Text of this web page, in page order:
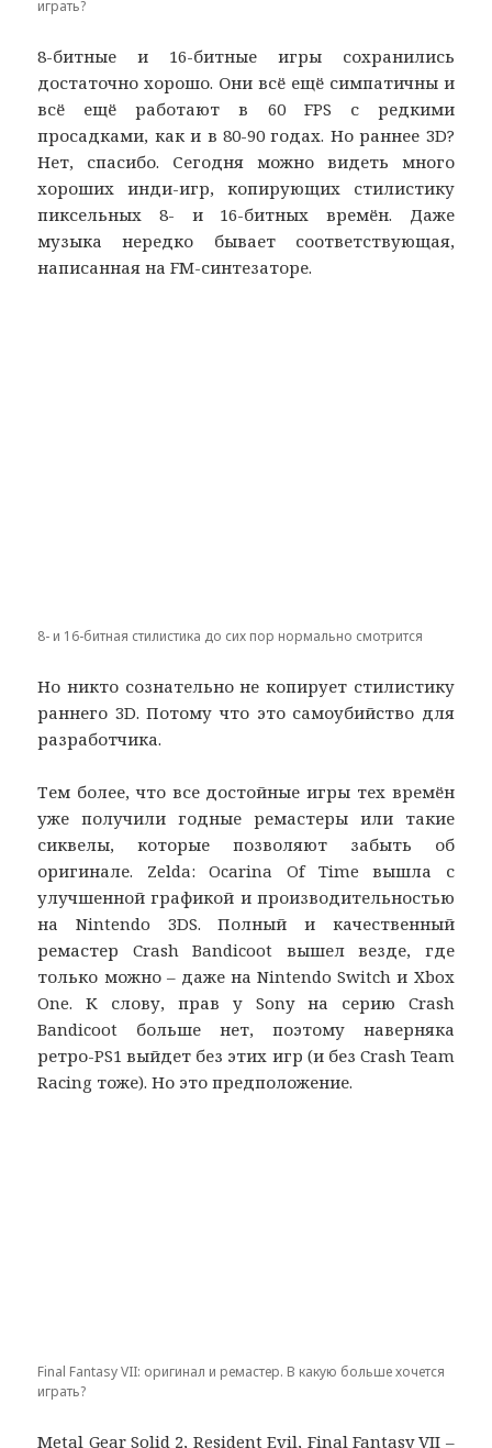
играть?
8-битные и 16-битные игры сохранились
достаточно хорошо. Они всё ещё симпатичны и
всё ещё работают в 60 FPS с редкими
просадками, как и в 80-90 годах. Но раннее 3D?
Нет, спасибо. Сегодня можно видеть много
хороших инди-игр, копирующих стилистику
пиксельных 8- и 16-битных времён. Даже
музыка нередко бывает соответствующая,
написанная на FM-синтезаторе.
8- и 16-битная стилистика до сих пор нормально смотрится
Но никто сознательно не копирует стилистику
раннего 3D. Потому что это самоубийство для
разработчика.
Тем более, что все достойные игры тех времён
уже получили годные ремастеры или такие
сиквелы, которые позволяют забыть об
оригинале. Zelda: Ocarina Of Time вышла с
улучшенной графикой и производительностью
на Nintendo 3DS. Полный и качественный
ремастер Crash Bandicoot вышел везде, где
только можно – даже на Nintendo Switch и Xbox
One. К слову, прав у Sony на серию Crash
Bandicoot больше нет, поэтому наверняка
ретро-PS1 выйдет без этих игр (и без Crash Team
Racing тоже). Но это предположение.
Final Fantasy VII: оригинал и ремастер. В какую больше хочется
играть?
Metal Gear Solid 2, Resident Evil, Final Fantasy VII –